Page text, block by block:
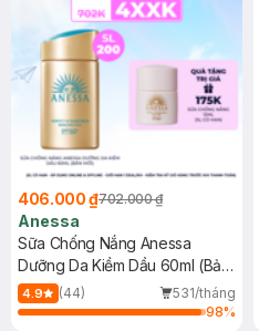
406.000 ₫702.000 ₫
Anessa
Sữa Chống Nắng Anessa
Dưỡng Da Kiềm Dầu 60ml (Bản
Mới)
4.9 (44)
531/tháng
98%